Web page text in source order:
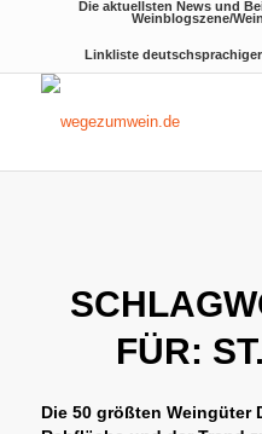
Die aktuellsten News und
Weinblogszene/
Linkliste
FÜR:
Die 50 größten Weingüter